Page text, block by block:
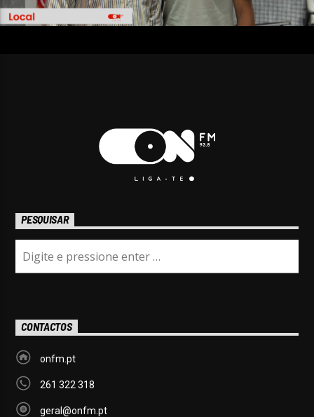
PESQUISAR
CONTACTOS
onfm.pt
261 322 318
geral@onfm.pt